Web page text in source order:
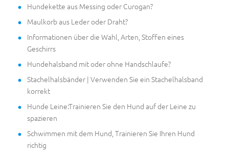
Hundekette aus Messing oder Curogan?
Maulkorb aus Leder oder Draht?
Informationen über die Wahl, Arten, Stoffen eines
Geschirrs
Hundehalsband mit oder ohne Handschlaufe?
Stachelhalsbänder | Verwenden Sie ein Stachelhalsband
korrekt
Hunde Leine:Trainieren Sie den Hund auf der Leine zu
spazieren
Schwimmen mit dem Hund, Trainieren Sie Ihren Hund
richtig